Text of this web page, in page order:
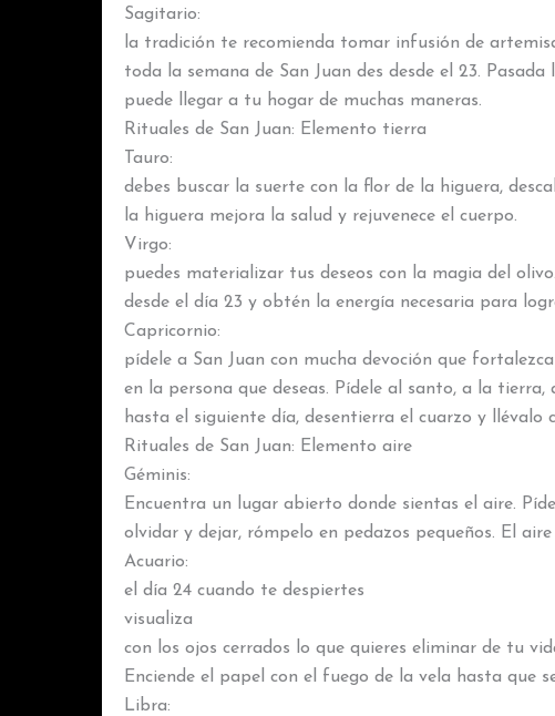
Sagitario:
la tradición te recomienda tomar infusión de
toda la semana de San Juan des desde el 23.
puede llegar a tu hogar de muchas maneras.
Rituales de San Juan: Elemento tierra
Tauro:
debes buscar la suerte con la flor de la higuera,
la higuera mejora la salud y rejuvenece el cuerpo.
Virgo:
puedes materializar tus deseos con la magia del
desde el día 23 y obtén la energía necesaria para
Capricornio:
pídele a San Juan con mucha devoción que
en la persona que deseas. Pídele al santo, a la
hasta el siguiente día, desentierra el cuarzo y
Rituales de San Juan: Elemento aire
Géminis:
Encuentra un lugar abierto donde sientas el aire.
olvidar y dejar, rómpelo en pedazos pequeños. El
Acuario:
el día 24 cuando te despiertes
visualiza
con los ojos cerrados lo que quieres eliminar de tu
Enciende el papel con el fuego de la vela hasta que
Libra: